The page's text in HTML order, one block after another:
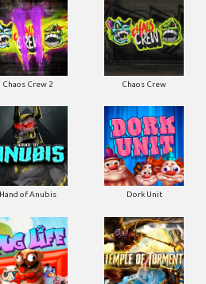
Chaos Crew 2 Chaos Crew
Hand of Anubis Dork Unit